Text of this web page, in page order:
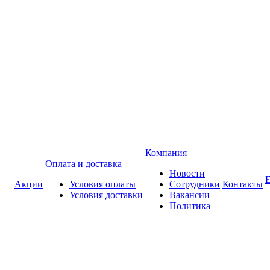
Акции
Оплата и доставка
Условия оплаты
Условия доставки
Компания
Новости
Сотрудники
Вакансии
Политика
Контакты